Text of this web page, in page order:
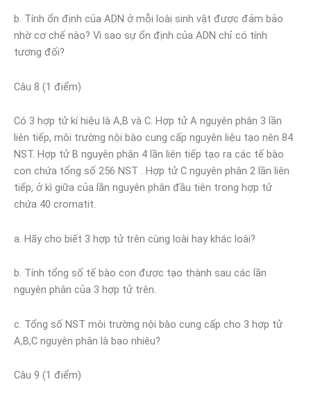
b. Tính ổn định của ADN ở mỗi loài sinh vật được đảm bảo
nhờ cơ chế nào? Vì sao sự ổn định của ADN chỉ có tính
tương đối?
Câu 8 (1 điểm)
Có 3 hợp tử kí hiệu là A,B và C. Hợp tử A nguyên phân 3 lần
liên tiếp, môi trường nội bào cung cấp nguyên liệu tạo nên 84
NST. Hợp tử B nguyên phân 4 lần liên tiếp tạo ra các tế bào
con chứa tổng số 256 NST . Hợp tử C nguyên phân 2 lần liên
tiếp, ở kì giữa của lần nguyên phân đầu tiên trong hợp tử
chứa 40 cromatit.
a. Hãy cho biết 3 hợp tử trên cùng loài hay khác loài?
b. Tính tổng số tế bào con được tạo thành sau các lần
nguyên phân của 3 hợp tử trên.
c. Tổng số NST môi trường nội bào cung cấp cho 3 hợp tử
A,B,C nguyên phân là bao nhiêu?
Câu 9 (1 điểm)